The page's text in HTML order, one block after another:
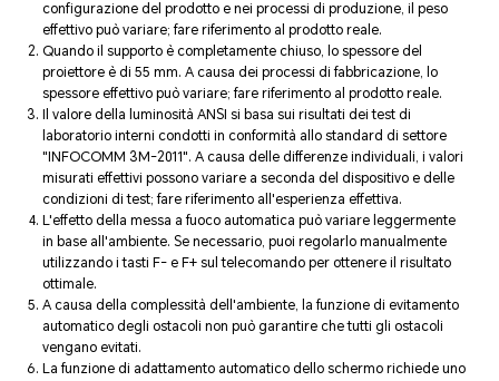
configurazione del prodotto e nei processi di produzione, il peso
effettivo può variare; fare riferimento al prodotto reale.
Quando il supporto è completamente chiuso, lo spessore del
proiettore è di 55 mm. A causa dei processi di fabbricazione, lo
spessore effettivo può variare; fare riferimento al prodotto reale.
Il valore della luminosità ANSI si basa sui risultati dei test di
laboratorio interni condotti in conformità allo standard di settore
"INFOCOMM 3M-2011". A causa delle differenze individuali, i valori
misurati effettivi possono variare a seconda del dispositivo e delle
condizioni di test; fare riferimento all'esperienza effettiva.
L'effetto della messa a fuoco automatica può variare leggermente
in base all'ambiente. Se necessario, puoi regolarlo manualmente
utilizzando i tasti F- e F+ sul telecomando per ottenere il risultato
ottimale.
A causa della complessità dell'ambiente, la funzione di evitamento
automatico degli ostacoli non può garantire che tutti gli ostacoli
vengano evitati.
La funzione di adattamento automatico dello schermo richiede uno